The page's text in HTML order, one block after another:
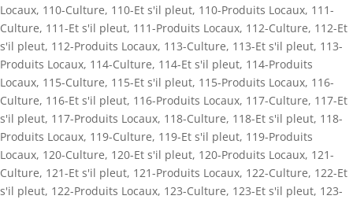
Locaux, 110-Culture, 110-Et s'il pleut, 110-Produits Locaux, 111-
Culture, 111-Et s'il pleut, 111-Produits Locaux, 112-Culture, 112-Et
s'il pleut, 112-Produits Locaux, 113-Culture, 113-Et s'il pleut, 113-
Produits Locaux, 114-Culture, 114-Et s'il pleut, 114-Produits
Locaux, 115-Culture, 115-Et s'il pleut, 115-Produits Locaux, 116-
Culture, 116-Et s'il pleut, 116-Produits Locaux, 117-Culture, 117-Et
s'il pleut, 117-Produits Locaux, 118-Culture, 118-Et s'il pleut, 118-
Produits Locaux, 119-Culture, 119-Et s'il pleut, 119-Produits
Locaux, 120-Culture, 120-Et s'il pleut, 120-Produits Locaux, 121-
Culture, 121-Et s'il pleut, 121-Produits Locaux, 122-Culture, 122-Et
s'il pleut, 122-Produits Locaux, 123-Culture, 123-Et s'il pleut, 123-